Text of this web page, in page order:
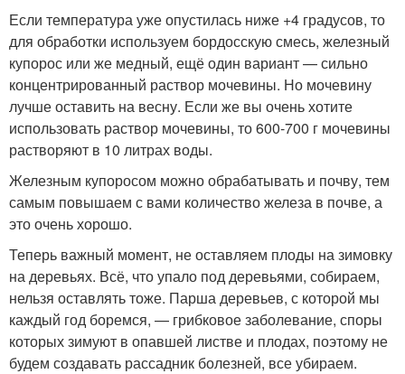
Если температура уже опустилась ниже +4 градусов, то
для обработки используем бордосскую смесь, железный
купорос или же медный, ещё один вариант — сильно
концентрированный раствор мочевины. Но мочевину
лучше оставить на весну. Если же вы очень хотите
использовать раствор мочевины, то 600-700 г мочевины
растворяют в 10 литрах воды.
Железным купоросом можно обрабатывать и почву, тем
самым повышаем с вами количество железа в почве, а
это очень хорошо.
Теперь важный момент, не оставляем плоды на зимовку
на деревьях. Всё, что упало под деревьями, собираем,
нельзя оставлять тоже. Парша деревьев, с которой мы
каждый год боремся, — грибковое заболевание, споры
которых зимуют в опавшей листве и плодах, поэтому не
будем создавать рассадник болезней, все убираем.